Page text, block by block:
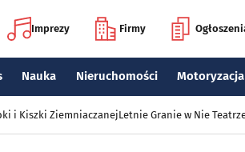
Imprezy Firmy
Nauka Nieruchomości Motoryzacja
i Kiszki ZiemniaczanejLetnie Granie w Nie